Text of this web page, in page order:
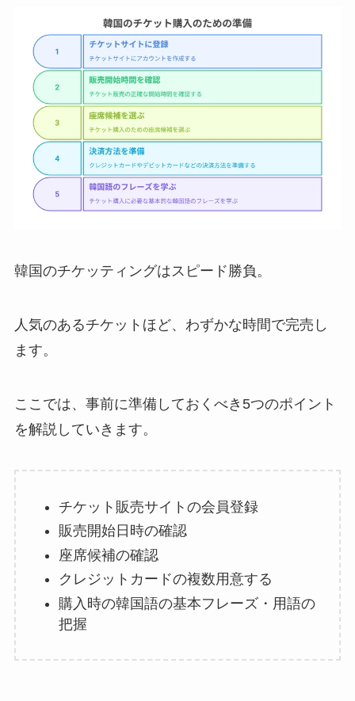
韓国のチケッティングはスピード勝負。
人気のあるチケットほど、わずかな時間で完売し
ます。
ここでは、事前に準備しておくべき5つのポイント
を解説していきます。
チケット販売サイトの会員登録
販売開始日時の確認
座席候補の確認
クレジットカードの複数用意する
購入時の韓国語の基本フレーズ・用語の
把握